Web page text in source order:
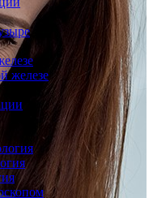
железе